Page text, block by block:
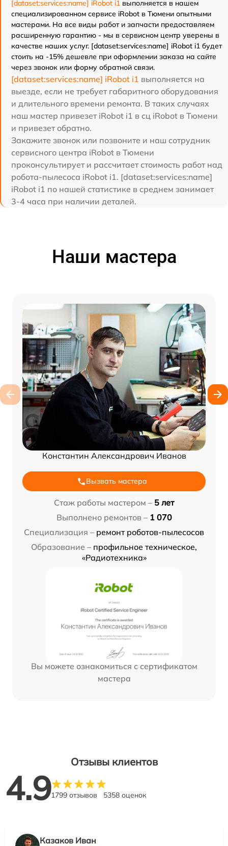
[dataset:services:name] iRobot i1 выполняется в нашем
специализированном сервисе iRobot в Тюмени опытными
мастерами. На все виды работ и запчасти предоставляем
расширенную гарантию - мы в сервисном центр уверены в
качестве наших услуг. [dataset:services:name] iRobot i1 будет
стоить на -15% дешевле при оформлении заказа на сайте
через звонок или форму обратной связи.
[dataset:services:name] iRobot i1 выполняется на
выезде, если не требует габаритного оборудования
и длительного времени ремонта. В таких случаях
наш мастер привезет iRobot i1 в сц iRobot в Тюмени
и привезет обратно.
Закажите звонок или позвоните и наш сотрудник
сервисного центра iRobot в Тюмени
проконсультирует и рассчитает стоимость работ над
робота-пылесоса iRobot i1. [dataset:services:name]
iRobot i1 по нашей статистике в среднем занимает
3-4 часа при наличии деталей.
Наши мастера
Константин Александрович Иванов
Вызвать мастера
Стаж работы мастером – 5 лет
Выполнено ремонтов – 1 070
Специализация – ремонт роботов-пылесосов
Образование – профильное техническое,
«Радиотехника»
Вы можете ознакомиться с сертификатом
мастера
Отзывы клиентов
4.91799 отзывов 5358 оценок
Казаков Иван